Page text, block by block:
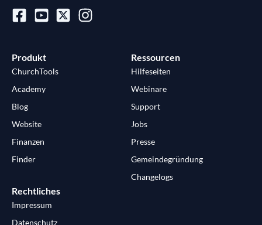
Produkt
ChurchTools
Academy
Blog
Website
Finanzen
Finder
Ressourcen
Hilfeseiten
Webinare
Support
Jobs
Presse
Gemeindegründung
Changelogs
Rechtliches
Impressum
Datenschutz